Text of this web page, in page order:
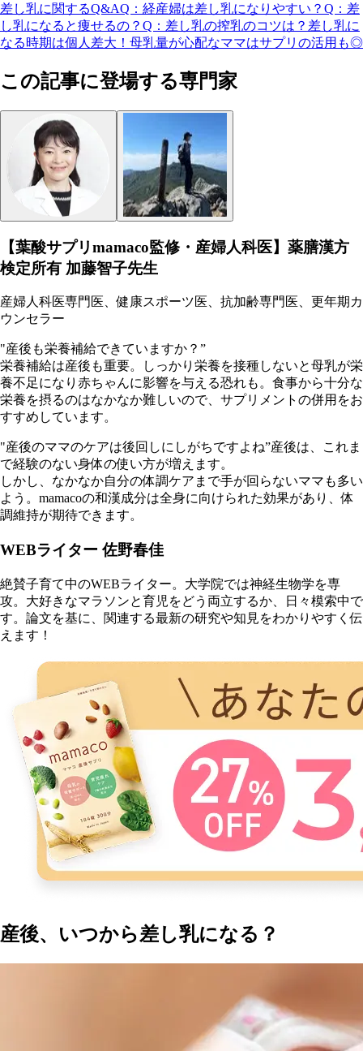
差し乳に関するQ&AQ：経産婦は差し乳になりやすい？ Q：差
し乳になると痩せるの？ Q：差し乳の搾乳のコツは？ 差し乳に
なる時期は個人差大！母乳量が心配なママはサプリの活用も◎
この記事に登場する専門家
【葉酸サプリmamaco監修・産婦人科医】薬膳漢方
検定所有 加藤智子先生
産婦人科医専門医、健康スポーツ医、抗加齢専門医、更年期カ
ウンセラー
"産後も栄養補給できていますか？”
栄養補給は産後も重要。しっかり栄養を接種しないと母乳が栄
養不足になり赤ちゃんに影響を与える恐れも。食事から十分な
栄養を摂るのはなかなか難しいので、サプリメントの併用をお
すすめしています。
"産後のママのケアは後回しにしがちですよね”産後は、これま
で経験のない身体の使い方が増えます。
しかし、なかなか自分の体調ケアまで手が回らないママも多い
よう。mamacoの和漢成分は全身に向けられた効果があり、体
調維持が期待できます。
WEBライター 佐野春佳
絶賛子育て中のWEBライター。大学院では神経生物学を専
攻。大好きなマラソンと育児をどう両立するか、日々模索中で
す。論文を基に、関連する最新の研究や知見をわかりやすく伝
えます！
産後、いつから差し乳になる？